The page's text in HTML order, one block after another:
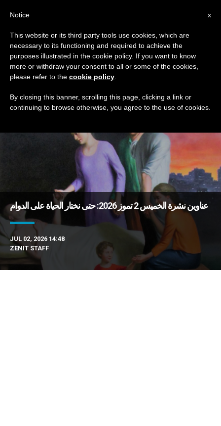
TAG
Posts Tagged ‘خلاص’
DERNIÈRES NOUVELLES
عناوين نشرة الخميس 2 تموز 2026: حتى نختار الحياة على الدوام
JUL 02, 2026 14:48
ZENIT STAFF
x
Notice
This website or its third party tools use cookies, which are
necessary to its functioning and required to achieve the
purposes illustrated in the cookie policy. If you want to know
more or withdraw your consent to all or some of the cookies,
please refer to the cookie policy
By closing this banner, scrolling this page, clicking a link or
continuing to browse otherwise, you agree to the use of cookies.